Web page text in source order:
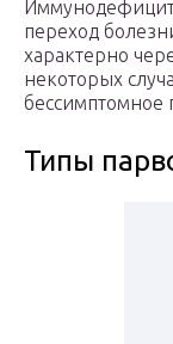
переход
характерно
некоторых
бессимптомное
Типы